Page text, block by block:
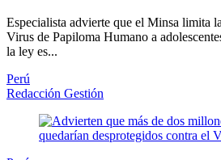
Especialista advierte que el Minsa limita
Virus de Papiloma Humano a
la ley es...
Perú
Redacción Gestión